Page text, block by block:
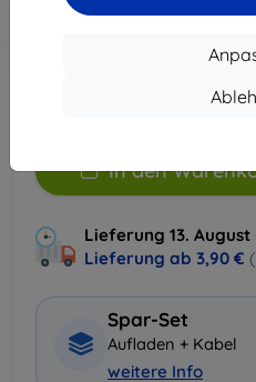
In den
Lieferung 13. August
Lieferung ab 3,90 €
Spar-Set
Aufladen + Kabel
weitere Info